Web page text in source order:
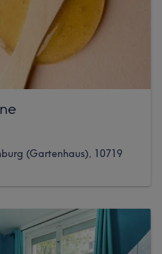
(Gartenhaus), 10719